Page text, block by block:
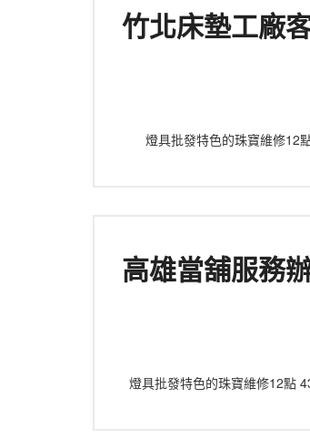
竹北床墊工廠
燈具批發特色的珠寶維修12
高雄當舖服務
燈具批發特色的珠寶維修12點